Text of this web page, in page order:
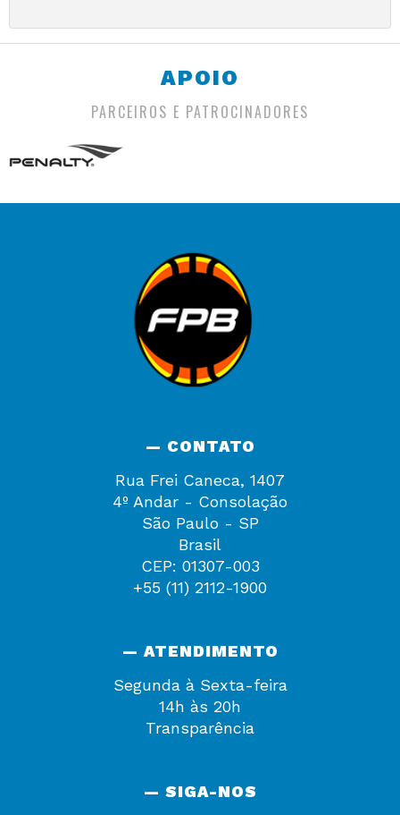
APOIO
PARCEIROS E PATROCINADORES
— CONTATO
Rua Frei Caneca, 1407
4º Andar - Consolação
São Paulo - SP
Brasil
CEP: 01307-003
+55 (11) 2112-1900
— ATENDIMENTO
Segunda à Sexta-feira
14h às 20h
Transparência
— SIGA-NOS